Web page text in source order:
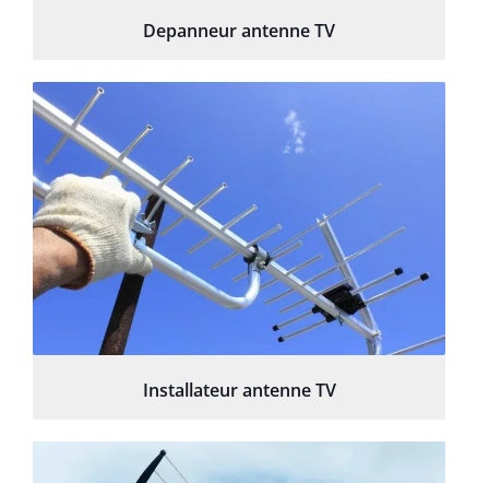
Depanneur antenne TV
Installateur antenne TV